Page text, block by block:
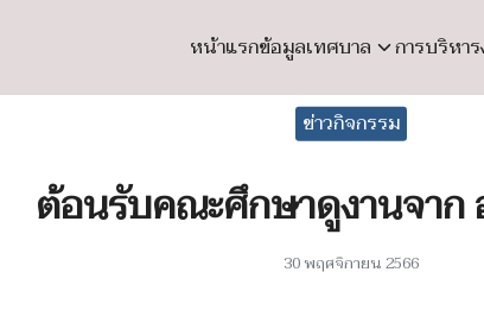
หน้าแรกข้อมูลเทศบาล การบริหา
Search
ข่าวกิจกรรม
ต้อนรับคณะศึกษาดูงานจาก
30 พฤศจิกายน 2566